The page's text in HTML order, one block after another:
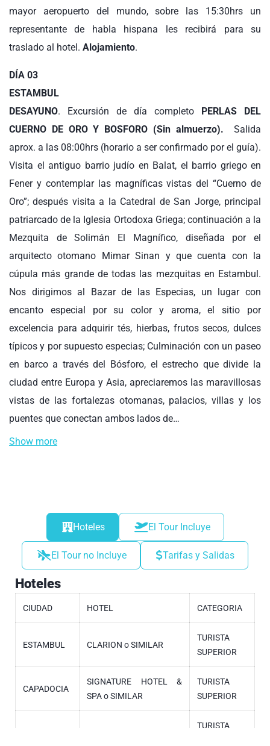
mayor aeropuerto del mundo, sobre las 15:30hrs un
representante de habla hispana les recibirá para su
traslado al hotel. Alojamiento.
DÍA 03
ESTAMBUL
DESAYUNO. Excursión de día completo PERLAS DEL
CUERNO DE ORO Y BOSFORO (Sin almuerzo). Salida
aprox. a las 08:00hrs (horario a ser confirmado por el guía).
Visita el antiguo barrio judío en Balat, el barrio griego en
Fener y contemplar las magníficas vistas del “Cuerno de
Oro”; después visita a la Catedral de San Jorge, principal
patriarcado de la Iglesia Ortodoxa Griega; continuación a la
Mezquita de Solimán El Magnífico, diseñada por el
arquitecto otomano Mimar Sinan y que cuenta con la
cúpula más grande de todas las mezquitas en Estambul.
Nos dirigimos al Bazar de las Especias, un lugar con
encanto especial por su color y aroma, el sitio por
excelencia para adquirir tés, hierbas, frutos secos, dulces
típicos y por supuesto especias; Culminación con un paseo
en barco a través del Bósforo, el estrecho que divide la
ciudad entre Europa y Asia, apreciaremos las maravillosas
vistas de las fortalezas otomanas, palacios, villas y los
puentes que conectan ambos lados de…
Show more
Hoteles El Tour Incluye
El Tour no Incluye Tarifas y Salidas
Hoteles
CIUDAD HOTEL CATEGORIA
ESTAMBUL CLARION o SIMILAR
TURISTA
SUPERIOR
CAPADOCIA
SIGNATURE HOTEL &
SPAo SIMILAR
TURISTA
SUPERIOR
TURISTA